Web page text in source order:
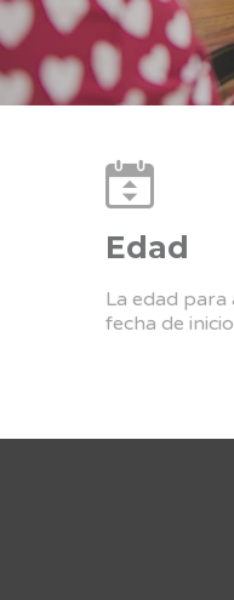
Edad
La edad para
fecha de